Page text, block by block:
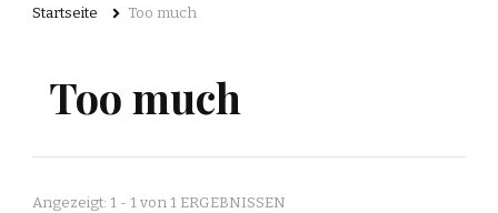
Archiv
Startseite Too much
Too much
Angezeigt: 1 - 1 von 1 ERGEBNISSEN